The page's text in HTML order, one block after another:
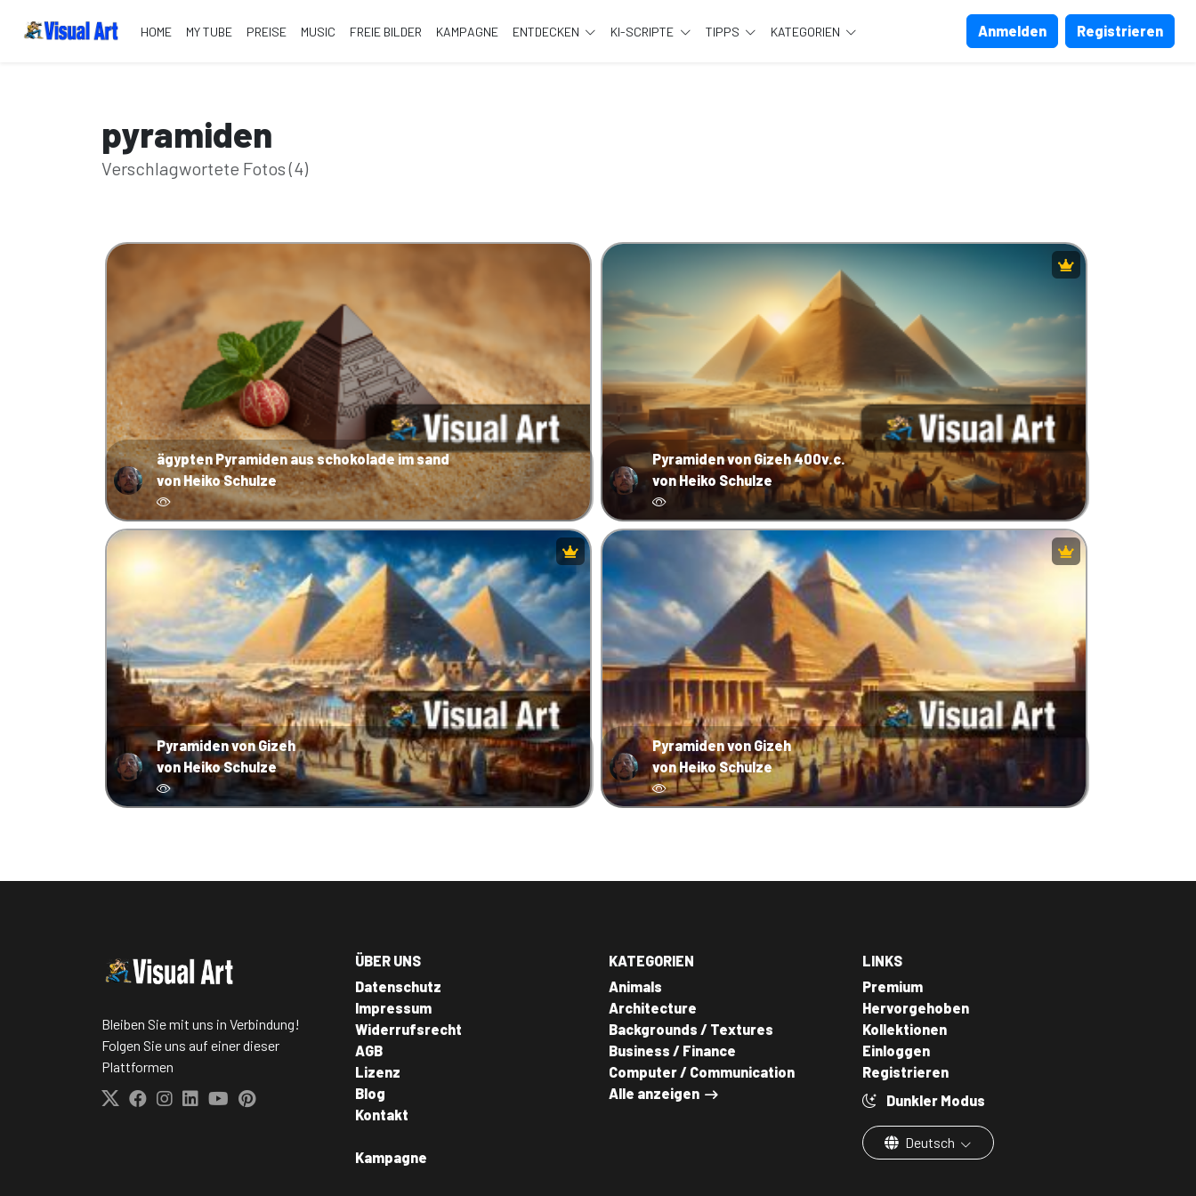
HOME MY TUBE PREISE MUSIC FREIE BILDER KAMPAGNE ENTDECKEN KI-SCRIPTE TIPPS KATEGORIEN Anmelden Registrieren
pyramiden
Verschlagwortete Fotos (4)
ägypten Pyramiden aus schokolade im sand
von Heiko Schulze
Pyramiden von Gizeh 400v.c.
von Heiko Schulze
Pyramiden von Gizeh
von Heiko Schulze
Pyramiden von Gizeh
von Heiko Schulze
Bleiben Sie mit uns in Verbindung!
Folgen Sie uns auf einer dieser
Plattformen
ÜBER UNS
Datenschutz
Impressum
Widerrufsrecht
AGB
Lizenz
Blog
Kontakt
Kampagne
KATEGORIEN
Animals
Architecture
Backgrounds / Textures
Business / Finance
Computer / Communication
Alle anzeigen
LINKS
Premium
Hervorgehoben
Kollektionen
Einloggen
Registrieren
Dunkler Modus
Deutsch